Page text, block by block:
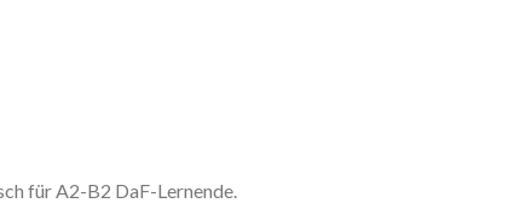
für A2-B2 DaF-Lernende.